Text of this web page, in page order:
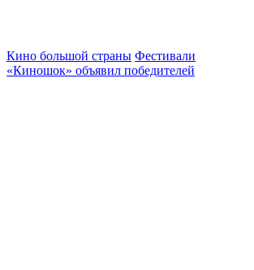
Кино большой страны Фестивали
«Киношок» объявил победителей